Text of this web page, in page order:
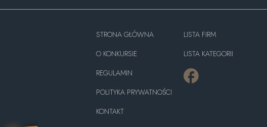
STRONA GŁÓWNA
O KONKURSIE
REGULAMIN
POLITYKA PRYWATNOŚCI
KONTAKT
LISTA FIRM
LISTA KATEGORII